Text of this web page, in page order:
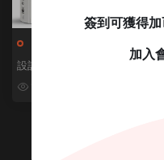
設計調研第一版
簽到可獲得
加入